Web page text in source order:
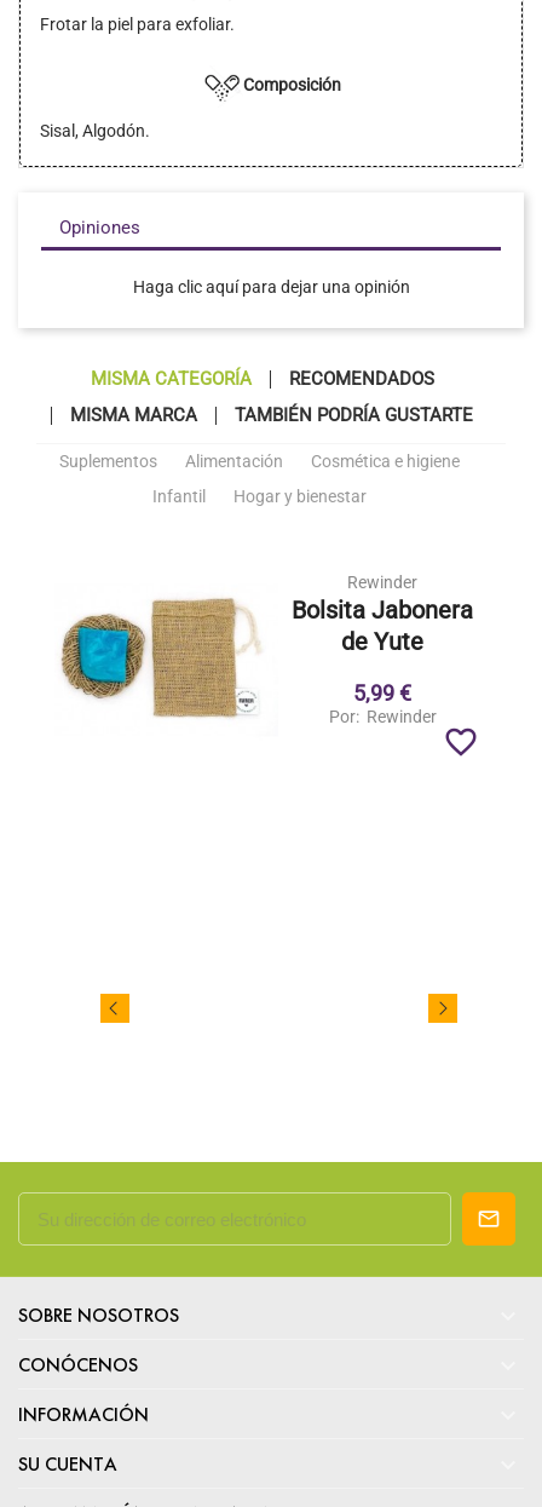
Frotar la piel para exfoliar.
Composición
Sisal, Algodón.
Opiniones
Haga clic aquí para dejar una opinión
MISMA CATEGORÍA
RECOMENDADOS
MISMA MARCA
TAMBIÉN PODRÍA GUSTARTE
Suplementos Alimentación
Cosmética e higiene
Infantil
Hogar y bienestar
Rewinder
Bolsita Jabonera
de Yute
5,99 €
Por: Rewinder
favorite_border
SOBRE NOSOTROS
CONÓCENOS
INFORMACIÓN
SU CUENTA